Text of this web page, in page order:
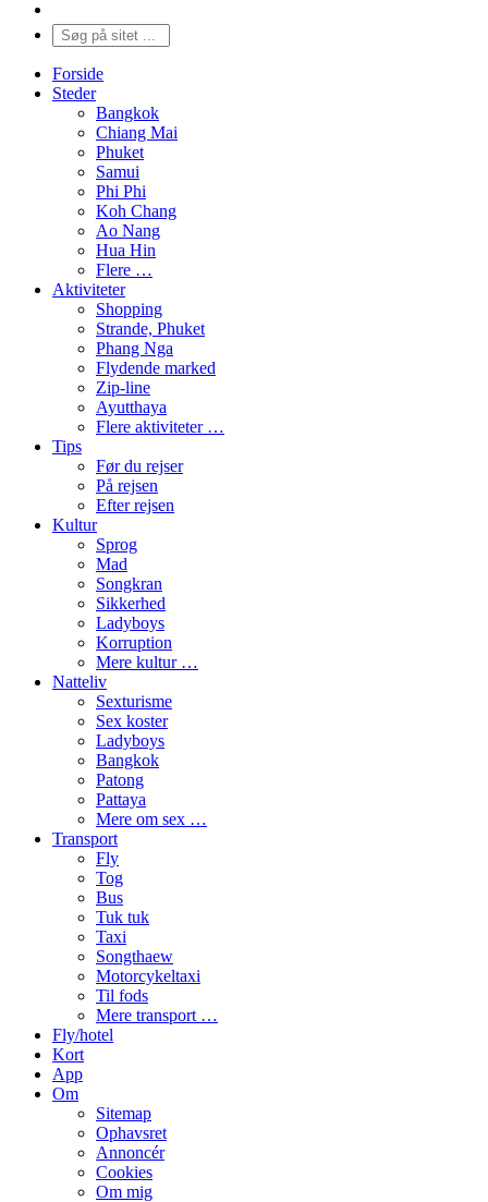
Forside
Steder
Bangkok
Chiang Mai
Phuket
Samui
Phi Phi
Koh Chang
Ao Nang
Hua Hin
Flere …
Aktiviteter
Shopping
Strande, Phuket
Phang Nga
Flydende marked
Zip-line
Ayutthaya
Flere aktiviteter …
Tips
Før du rejser
På rejsen
Efter rejsen
Kultur
Sprog
Mad
Songkran
Sikkerhed
Ladyboys
Korruption
Mere kultur …
Natteliv
Sexturisme
Sex koster
Ladyboys
Bangkok
Patong
Pattaya
Mere om sex …
Transport
Fly
Tog
Bus
Tuk tuk
Taxi
Songthaew
Motorcykeltaxi
Til fods
Mere transport …
Fly/hotel
Kort
App
Om
Sitemap
Ophavsret
Annoncér
Cookies
Om mig